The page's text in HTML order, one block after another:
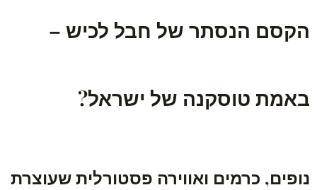
הקסם הנסתר של חבל לכיש –
באמת טוסקנה של ישראל?
נופים, כרמים ואווירה פסטורלית שעוצרת